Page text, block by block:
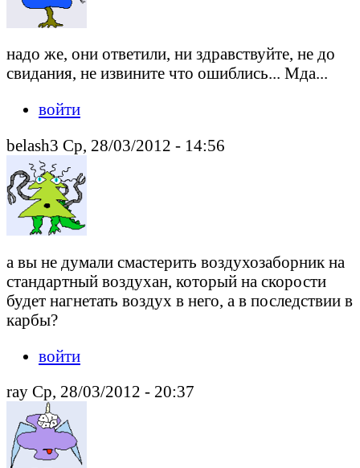
надо же, они ответили, ни здравствуйте, не до
свидания, не извините что ошиблись... Мда...
войти
belash3 Ср, 28/03/2012 - 14:56
а вы не думали смастерить воздухозаборник на
стандартный воздухан, который на скорости
будет нагнетать воздух в него, а в последствии в
карбы?
войти
ray Ср, 28/03/2012 - 20:37